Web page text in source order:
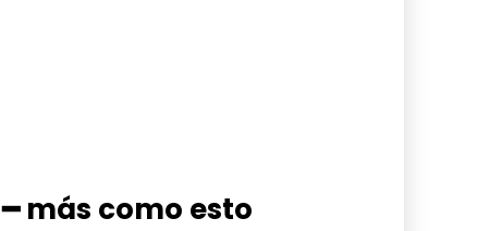
━ más como esto